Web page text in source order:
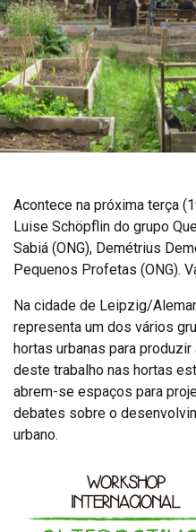
Acontece na próxima terça
Luise Schöpflin do grupo
Sabiá (ONG), Demétrius
Pequenos Profetas (ONG).
Na cidade de Leipzig/
representa um dos vários
hortas urbanas para
deste trabalho nas hortas
abrem-se espaços para
debates sobre o
urbano.